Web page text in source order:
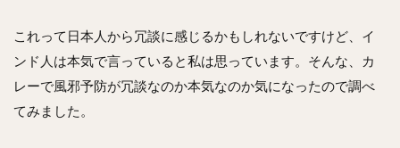
これって日本人から冗談に感じるかもしれないですけど、イ
ンド人は本気で言っていると私は思っています。そんな、カ
レーで風邪予防が冗談なのか本気なのか気になったので調べ
てみました。